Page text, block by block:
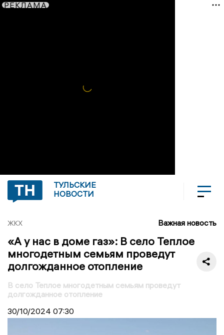
РЕКЛАМА
ТУЛЬСКИЕ
НОВОСТИ
ЖКХ Важная новость
«А у нас в доме газ»: В село Теплое
многодетным семьям проведут
долгожданное отопление
В село Теплое многодетным семьям проведут
долгожданное отопление
30/10/2024 07:30